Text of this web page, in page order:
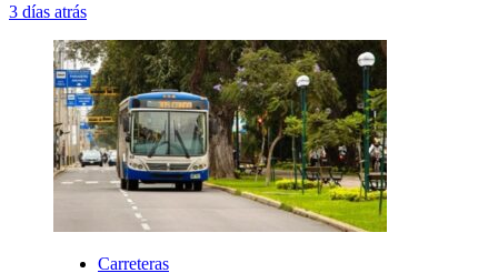
3 días atrás
Carreteras